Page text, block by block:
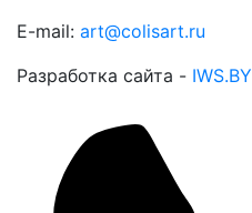
E-mail: art@colisart.ru
Разработка сайта - IWS.BY